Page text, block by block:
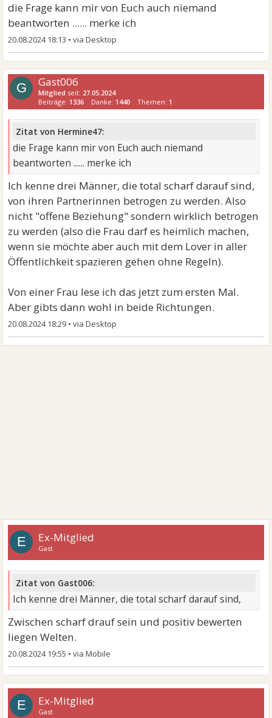
die Frage kann mir von Euch auch niemand
beantworten ...... merke ich
20.08.2024 18:13 •
G Gast006
Mitglied seit: 27.05.2024
Beiträge: 1336 Danke: 1440 Themen: 1
Zitat von Hermine47:
die Frage kann mir von Euch auch niemand
beantworten ...... merke ich
Ich kenne drei Männer, die total scharf darauf sind,
von ihren Partnerinnen betrogen zu werden. Also
nicht "offene Beziehung" sondern wirklich betrogen
zu werden (also die Frau darf es heimlich machen,
wenn sie möchte aber auch mit dem Lover in aller
Öffentlichkeit spazieren gehen ohne Regeln).
Von einer Frau lese ich das jetzt zum ersten Mal.
Aber gibts dann wohl in beide Richtungen.
20.08.2024 18:29 •
E Ex-Mitglied
Gast
Zitat von Gast006:
Ich kenne drei Männer, die total scharf darauf sind,
Zwischen scharf drauf sein und positiv bewerten
liegen Welten.
20.08.2024 19:55 •
E Ex-Mitglied
Gast